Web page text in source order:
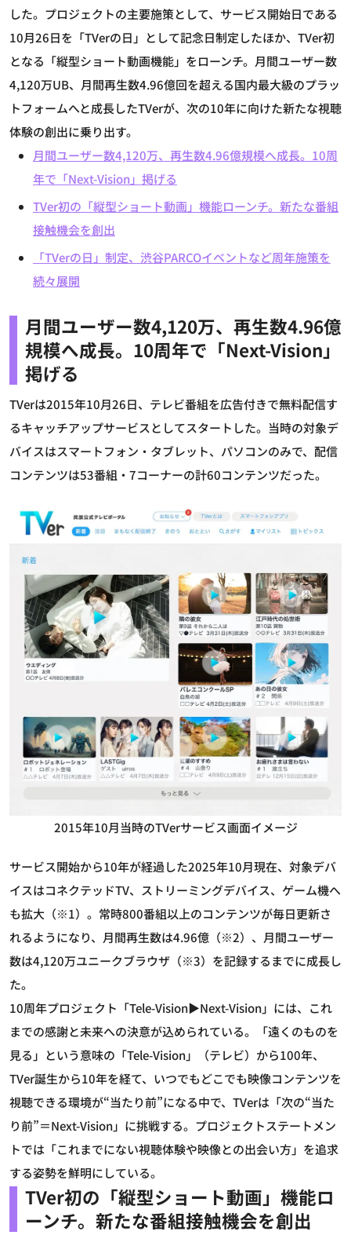
した。プロジェクトの主要施策として、サービス開始日である
10月26日を「TVerの日」として記念日制定したほか、TVer初
となる「縦型ショート動画機能」をローンチ。月間ユーザー数
4,120万UB、月間再生数4.96億回を超える国内最大級のプラッ
トフォームへと成長したTVerが、次の10年に向けた新たな視聴
体験の創出に乗り出す。
月間ユーザー数4,120万、再生数4.96億規模へ成長。10周
年で「Next-Vision」掲げる
TVer初の「縦型ショート動画」機能ローンチ。新たな番組
接触機会を創出
「TVerの日」制定、渋谷PARCOイベントなど周年施策を
続々展開
月間ユーザー数4,120万、再生数4.96億
規模へ成長。10周年で「Next-Vision」
掲げる
TVerは2015年10月26日、テレビ番組を広告付きで無料配信す
るキャッチアップサービスとしてスタートした。当時の対象デ
バイスはスマートフォン・タブレット、パソコンのみで、配信
コンテンツは53番組・7コーナーの計60コンテンツだった。
2015年10月当時のTVerサービス画面イメージ
サービス開始から10年が経過した2025年10月現在、対象デバ
イスはコネクテッドTV、ストリーミングデバイス、ゲーム機へ
も拡大（※1）。常時800番組以上のコンテンツが毎日更新さ
れるようになり、月間再生数は4.96億（※2）、月間ユーザー
数は4,120万ユニークブラウザ（※3）を記録するまでに成長し
た。
10周年プロジェクト「Tele-Vision▶Next-Vision」には、これ
までの感謝と未来への決意が込められている。「遠くのものを
見る」という意味の「Tele-Vision」（テレビ）から100年、
TVer誕生から10年を経て、いつでもどこでも映像コンテンツを
視聴できる環境が“当たり前”になる中で、TVerは「次の“当た
り前”＝Next-Vision」に挑戦する。プロジェクトステートメン
トでは「これまでにない視聴体験や映像との出会い方」を追求
する姿勢を鮮明にしている。
TVer初の「縦型ショート動画」機能ロ
ーンチ。新たな番組接触機会を創出